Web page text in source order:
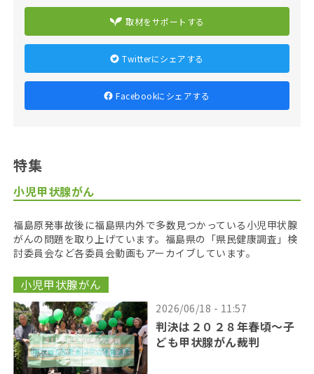
取材をサポートする
Twitterにシェアする
Facebookにシェアする
特集
小児甲状腺がん
福島原発事故後に福島県内外で多数見つかっている小児甲状腺
がんの問題を取り上げています。福島県の「県民健康調査」検
討委員会など各委員会動画もアーカイブしています。
小児甲状腺がん
2026/06/18 - 11:57
判決は２０２８年春頃〜子
ども甲状腺がん裁判